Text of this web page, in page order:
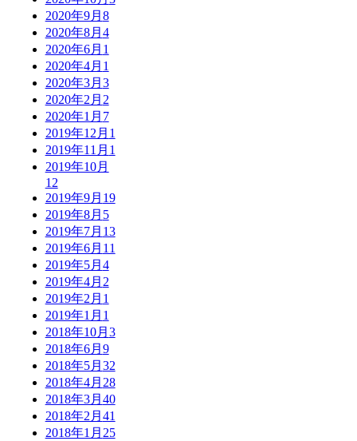
2020年9月 8
2020年8月 4
2020年6月 1
2020年4月 1
2020年3月 3
2020年2月 2
2020年1月 7
2019年12月 1
2019年11月 1
2019年10月
12
2019年9月 19
2019年8月 5
2019年7月 13
2019年6月 11
2019年5月 4
2019年4月 2
2019年2月 1
2019年1月 1
2018年10月 3
2018年6月 9
2018年5月 32
2018年4月 28
2018年3月 40
2018年2月 41
2018年1月 25